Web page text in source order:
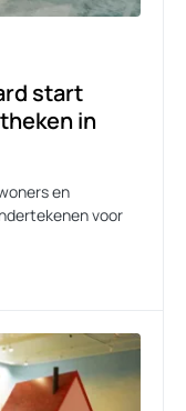
start
in
en
voor